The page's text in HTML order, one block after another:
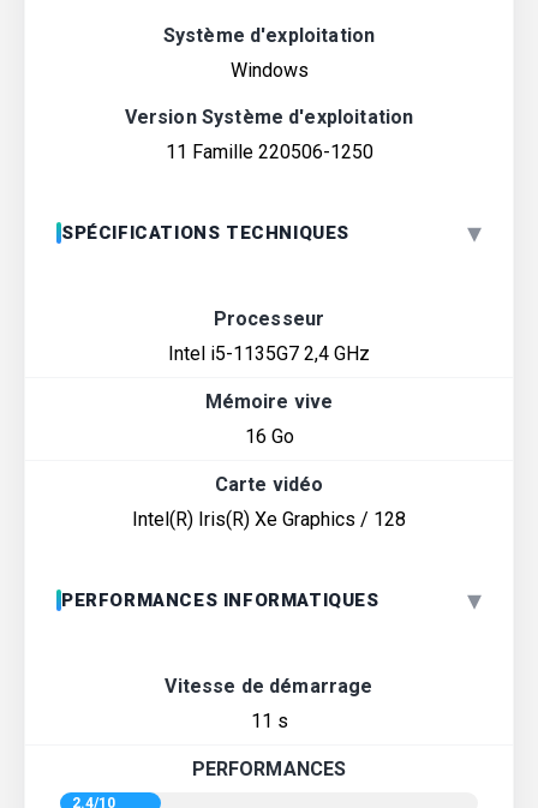
Système d'exploitation
Windows
Version Système d'exploitation
11 Famille 220506-1250
SPÉCIFICATIONS TECHNIQUES ▾
Processeur
Intel i5-1135G7 2,4 GHz
Mémoire vive
16 Go
Carte vidéo
Intel(R) Iris(R) Xe Graphics / 128
PERFORMANCES INFORMATIQUES ▾
Vitesse de démarrage
11 s
PERFORMANCES
2.4/10